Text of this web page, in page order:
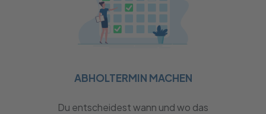
ABHOLTERMIN MACHEN
Du entscheidest wann und wo das